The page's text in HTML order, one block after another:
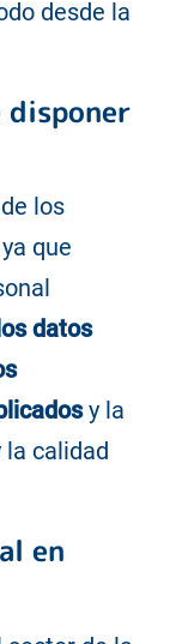
desde la
los
que
datos
y la
la calidad
en